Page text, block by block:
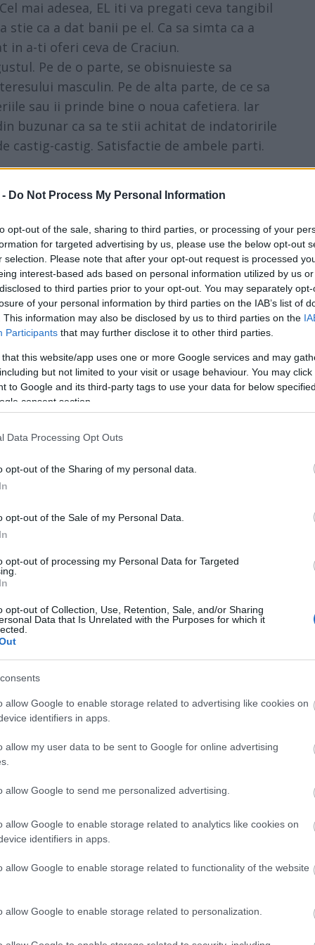
- Do Not Process My Personal Information
opt-out of the sale, sharing to third parties, or processing of your
for targeted advertising by us, please use the below opt-out
selection. Please note that after your opt-out request is processed
interest-based ads based on personal information utilized by us
to third parties prior to your opt-out. You may separately
of your personal information by third parties on the IAB’s list of
This information may also be disclosed by us to third parties on the
Participants that may further disclose it to other third parties.
that this website/app uses one or more Google services and may
but not limited to your visit or usage behaviour. You may
to Google and its third-party tags to use your data for below
consent section.
Data Processing Opt Outs
opt-out of the Sharing of my personal data.
opt-out of the Sale of my Personal Data.
opt-out of processing my Personal Data for Targeted
opt-out of Collection, Use, Retention, Sale, and/or Sharing
Data that Is Unrelated with the Purposes for which it
allow Google to enable storage related to advertising like cookies on
identifiers in apps.
allow my user data to be sent to Google for online advertising
allow Google to send me personalized advertising.
allow Google to enable storage related to analytics like cookies on
identifiers in apps.
allow Google to enable storage related to functionality of the website
allow Google to enable storage related to personalization.
mai adesea, EL iti va pregati ceva tangibil
stie ca a dat banii pe el. Ca sa simta ca a
a-ti oferi ceva de Craciun.
Pe de o parte, se obisnuieste sa
masculin. Pe de alta parte, de ce sa
sau ii prinde bine o noua cafetiera. Iar
buzunar ca sa te stii achitat de indatoririle
castig-castig. Satisfactie de ambele parti.
femeile iti vor indica ce se ascunde in
le asteapta. Ce ar astepta, daca ar avea
de la barbatii lor, de Sarbatori.
in doi
relatiei mai multa liniste, mai mult timp in
si probleme si sa ne bucuram mai mult
nou, noi doi. Atat.(Irina, 24 de ani)
bradul impreuna, pentru ca nu am
suntem impreuna. Sa punem colinde in
(Catalina, 22 de ani)
vor înșela fără rușine în 2025
care nu te vor cere niciodată
care scot ce e mai rău din
le iubesc
Undeva in alta tara, doar noi doi;
ca ba e serviciul, ba sunt parintii care
nu sunt bani, ba e prea din scurt... of!(Miruna,
ca un cuplu tanar de indragostiti ce ne
televizorului sau a calculatorului. Eu as
impreuna, la munte de exemplu, fara gasca
le simta lipsa... (Ana, 25 de ani)